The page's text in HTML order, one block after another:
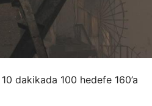
dakikada 100 hedefe 160’a